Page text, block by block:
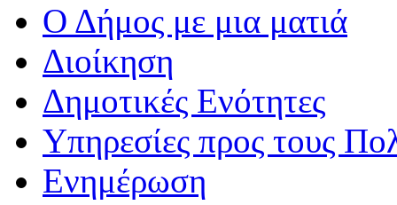
Ο Δήμος με μια ματιά
Διοίκηση
Δημοτικές Ενότητες
Υπηρεσίες προς τους
Ενημέρωση